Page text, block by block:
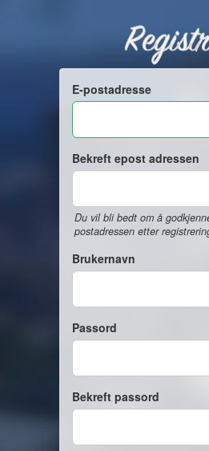
E-postadresse
Bekreft epost adressen
Du vil bli bedt om å
postadressen etter
Brukernavn
Passord
Bekreft passord